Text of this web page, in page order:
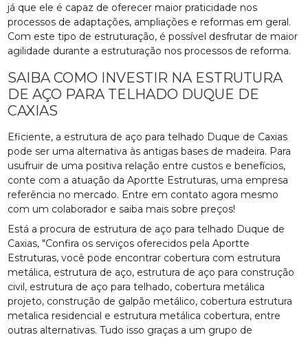
já que ele é capaz de oferecer maior praticidade nos
processos de adaptações, ampliações e reformas em geral.
Com este tipo de estruturação, é possível desfrutar de maior
agilidade durante a estruturação nos processos de reforma.
SAIBA COMO INVESTIR NA ESTRUTURA
DE AÇO PARA TELHADO DUQUE DE
CAXIAS
Eficiente, a estrutura de aço para telhado Duque de Caxias
pode ser uma alternativa às antigas bases de madeira. Para
usufruir de uma positiva relação entre custos e benefícios,
conte com a atuação da Aportte Estruturas, uma empresa
referência no mercado. Entre em contato agora mesmo
com um colaborador e saiba mais sobre preços!
Está a procura de estrutura de aço para telhado Duque de
Caxias, "Confira os serviços oferecidos pela Aportte
Estruturas, você pode encontrar cobertura com estrutura
metálica, estrutura de aço, estrutura de aço para construção
civil, estrutura de aço para telhado, cobertura metálica
projeto, construção de galpão metálico, cobertura estrutura
metalica residencial e estrutura metálica cobertura, entre
outras alternativas. Tudo isso graças a um grupo de